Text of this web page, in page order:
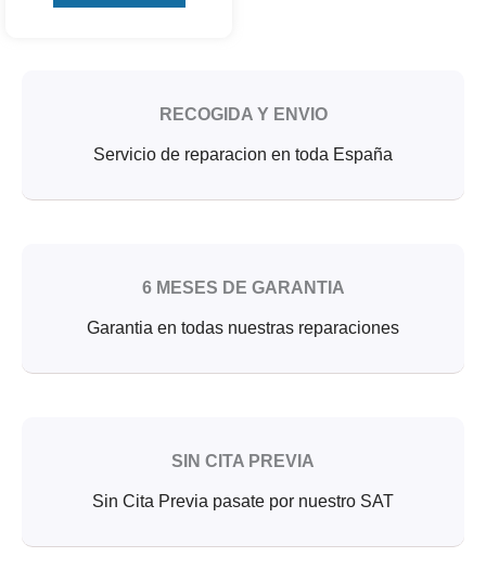
RECOGIDA Y ENVIO
Servicio de reparacion en toda España
6 MESES DE GARANTIA
Garantia en todas nuestras reparaciones
SIN CITA PREVIA
Sin Cita Previa pasate por nuestro SAT